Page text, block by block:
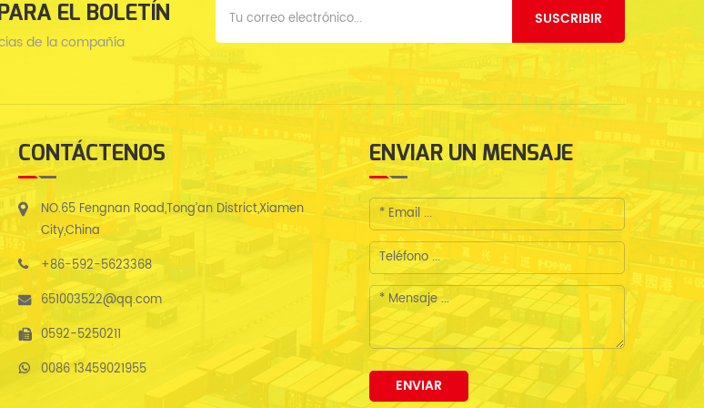
EL BOLETÍN
de la compañía
SUSCRIBIR
CONTÁCTENOS
NO.65 Fengnan Road,Tong’an District,Xiamen
City,China
+86-592-5623368
651003522@qq.com
0592-5250211
0086 13459021955
ENVIAR UN MENSAJE